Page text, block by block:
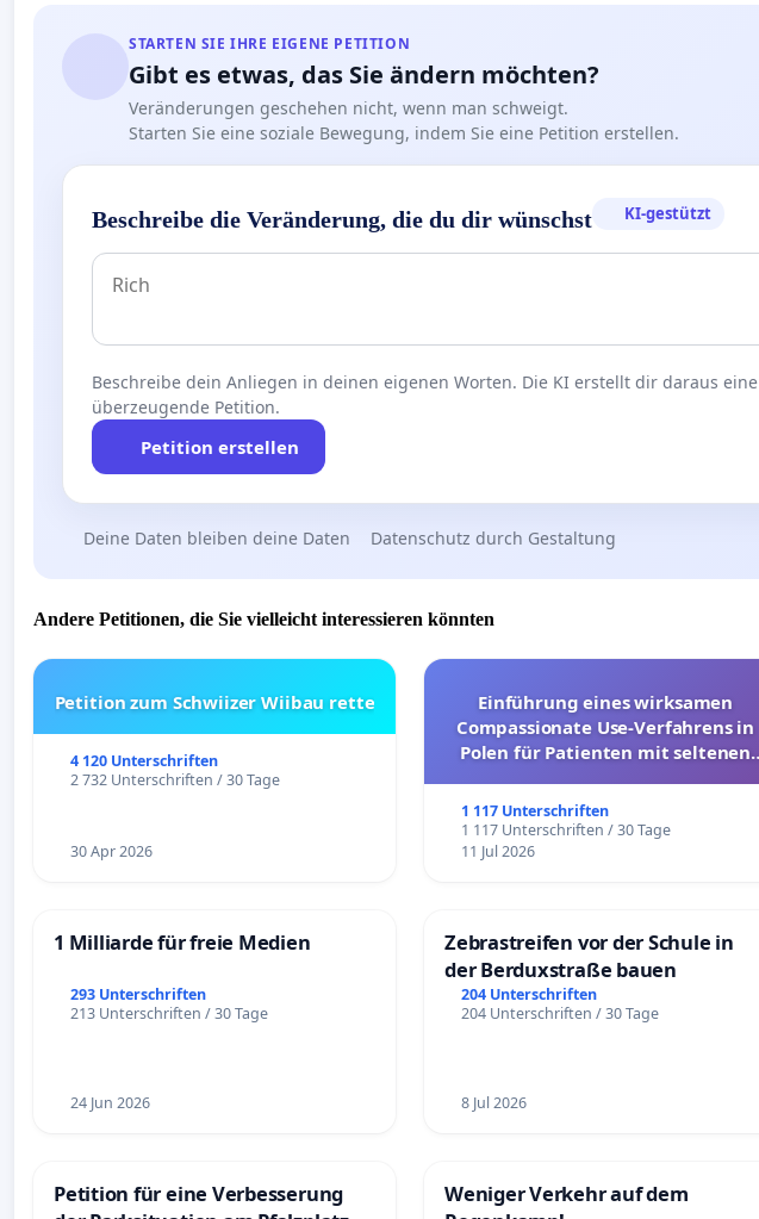
STARTEN SIE IHRE EIGENE PETITION
Gibt es etwas, das Sie ändern möchten?
Veränderungen geschehen nicht, wenn man schweigt.
Starten Sie eine soziale Bewegung, indem Sie eine Petition erstellen.
Beschreibe die Veränderung, die du dir wünschst KI-gestützt
Beschreibe dein Anliegen in deinen eigenen Worten. Die KI erstellt dir daraus eine
überzeugende Petition.
Petition erstellen
Deine Daten bleiben deine Daten Datenschutz durch Gestaltung
Andere Petitionen, die Sie vielleicht interessieren könnten
Petition zum Schwiizer Wiibau rette
4 120 Unterschriften
2 732 Unterschriften / 30 Tage
30 Apr 2026
Einführung eines wirksamen
Compassionate Use-Verfahrens in
Polen für Patienten mit seltenen
1 117 Unterschriften
1 117 Unterschriften / 30 Tage
11 Jul 2026
1 Milliarde für freie Medien
293 Unterschriften
213 Unterschriften / 30 Tage
24 Jun 2026
Zebrastreifen vor der Schule in
der Berduxstraße bauen
204 Unterschriften
204 Unterschriften / 30 Tage
8 Jul 2026
Petition für eine Verbesserung
Weniger Verkehr auf dem